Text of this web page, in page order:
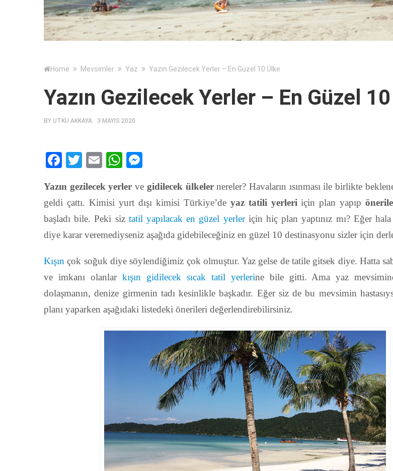
Home Mevsimler Yaz Yazın Gezilecek Yerler – En Güzel 10 Ülke
Yazın Gezilecek Yerler – En Güzel
BY UTKU AKKAYA 3 MAYIS 2020
Facebook
TwitterEmailWhatsApp
Yazın gezilecek yerler ve gidilecek ülkelernereler? Havaların ısınması ile birlikte
geldi çattı. Kimisi yurt dışı kimisi Türkiye’de yaz tatili yerleri için plan yapıp
başladı bile. Peki siz tatil yapılacak en güzel yerleriçin hiç plan yaptınız mı? Eğer
diye karar veremediyseniz aşağıda gidebileceğiniz en güzel 10 destinasyonu sizler için
Kışın çok soğuk diye söylendiğimiz çok olmuştur. Yaz gelse de tatile gitsek diye. Hatta
ve imkanı olanlar kışın gidilecek sıcak tatil yerlerine bile gitti. Ama yaz
dolaşmanın, denize girmenin tadı kesinlikle başkadır. Eğer siz de bu mevsimin
planı yaparken aşağıdaki listedeki önerileri değerlendirebilirsiniz.